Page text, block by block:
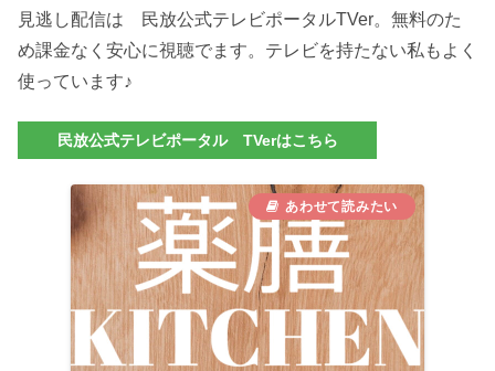
見逃し配信は 民放公式テレビポータルTVer。無料のた
め課金なく安心に視聴でます。テレビを持たない私もよく
使っています♪
民放公式テレビポータル TVerはこちら